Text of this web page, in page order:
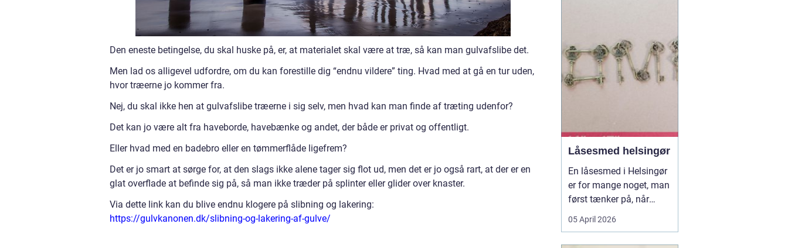
Den eneste betingelse, du skal huske på, er, at materialet skal være at træ, så kan man gulvafslibe det.
Men lad os alligevel udfordre, om du kan forestille dig “endnu vildere” ting. Hvad med at gå en tur uden,
hvor træerne jo kommer fra.
Nej, du skal ikke hen at gulvafslibe træerne i sig selv, men hvad kan man finde af træting udenfor?
Det kan jo være alt fra haveborde, havebænke og andet, der både er privat og offentligt.
Eller hvad med en badebro eller en tømmerflåde ligefrem?
Det er jo smart at sørge for, at den slags ikke alene tager sig flot ud, men det er jo også rart, at der er en
glat overflade at befinde sig på, så man ikke træder på splinter eller glider over knaster.
Via dette link kan du blive endnu klogere på slibning og lakering:
https://gulvkanonen.dk/slibning-og-lakering-af-gulve/
til belastningen uden at
d...
Låsesmed helsingør
En låsesmed i Helsingør
er for mange noget, man
først tænker på, når
uheldet er ude. Du står
foran hoveddøren,
05 April 2026